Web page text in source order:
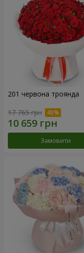
201 червона троянда
17 765 грн
Замовити